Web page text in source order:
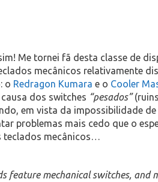
Me tornei fã desta classe de
mecânicos relativamente
o Redragon Kumara e o Cooler
dos switches “pesados”
em vista da impossibilidade
problemas mais cedo que o
teclados mecânicos…
feature mechanical switches, and